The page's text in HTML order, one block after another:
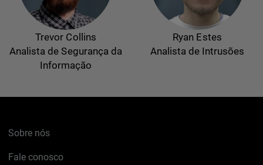
Trevor Collins
Analista de Segurança da
Informação
Ryan Estes
Analista de Intrusões
Sobre nós
Fale conosco